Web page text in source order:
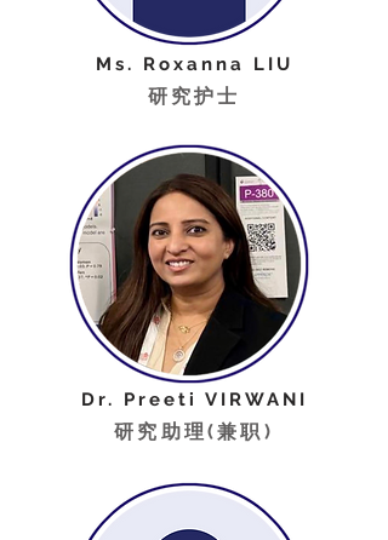
Ms. Roxanna LIU
研究护士
Dr. Preeti VIRWANI
研究助理(兼职)